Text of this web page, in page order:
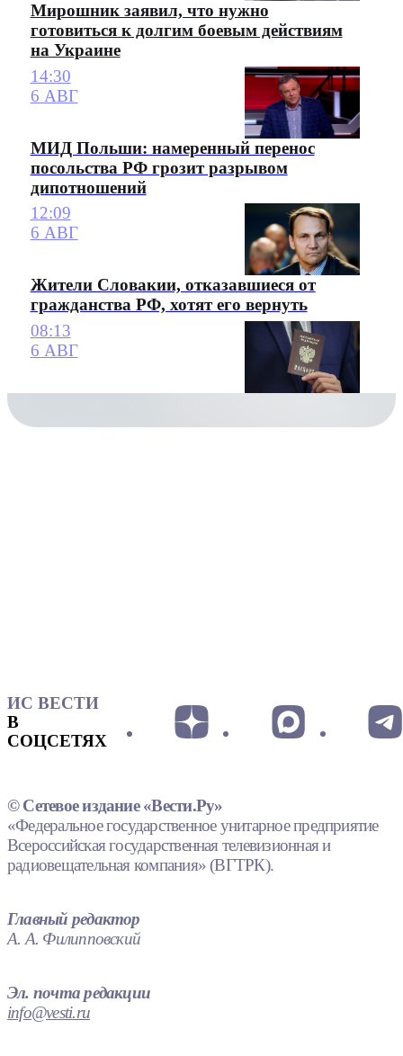
Мирошник заявил, что нужно
готовиться к долгим боевым действиям
на Украине
14:30
6 АВГ
МИД Польши: намеренный перенос
посольства РФ грозит разрывом
дипотношений
12:09
6 АВГ
Жители Словакии, отказавшиеся от
гражданства РФ, хотят его вернуть
08:13
6 АВГ
ИС ВЕСТИ
В
СОЦСЕТЯХ
© Сетевое издание «Вести.Ру»
«Федеральное государственное унитарное предприятие
Всероссийская государственная телевизионная и
радиовещательная компания» (ВГТРК).
Главный редактор
А. А. Филипповский
Эл. почта редакции
info@vesti.ru